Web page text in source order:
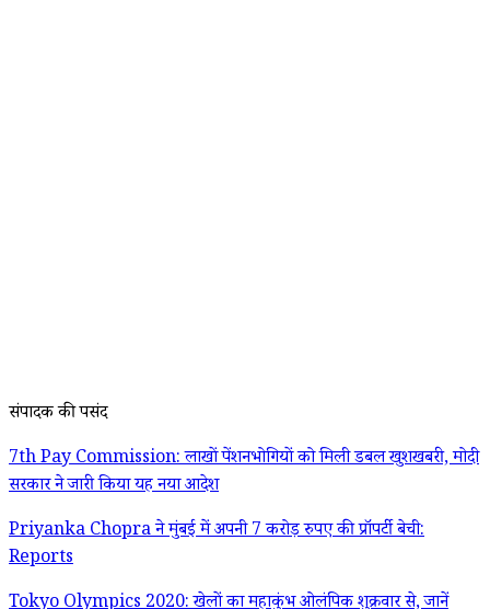
संपादक की पसंद
7th Pay Commission: लाखों पेंशनभोगियों को मिली डबल खुशखबरी, मोदी
सरकार ने जारी किया यह नया आदेश
Priyanka Chopra ने मुंबई में अपनी 7 करोड़ रुपए की प्रॉपर्टी बेची:
Reports